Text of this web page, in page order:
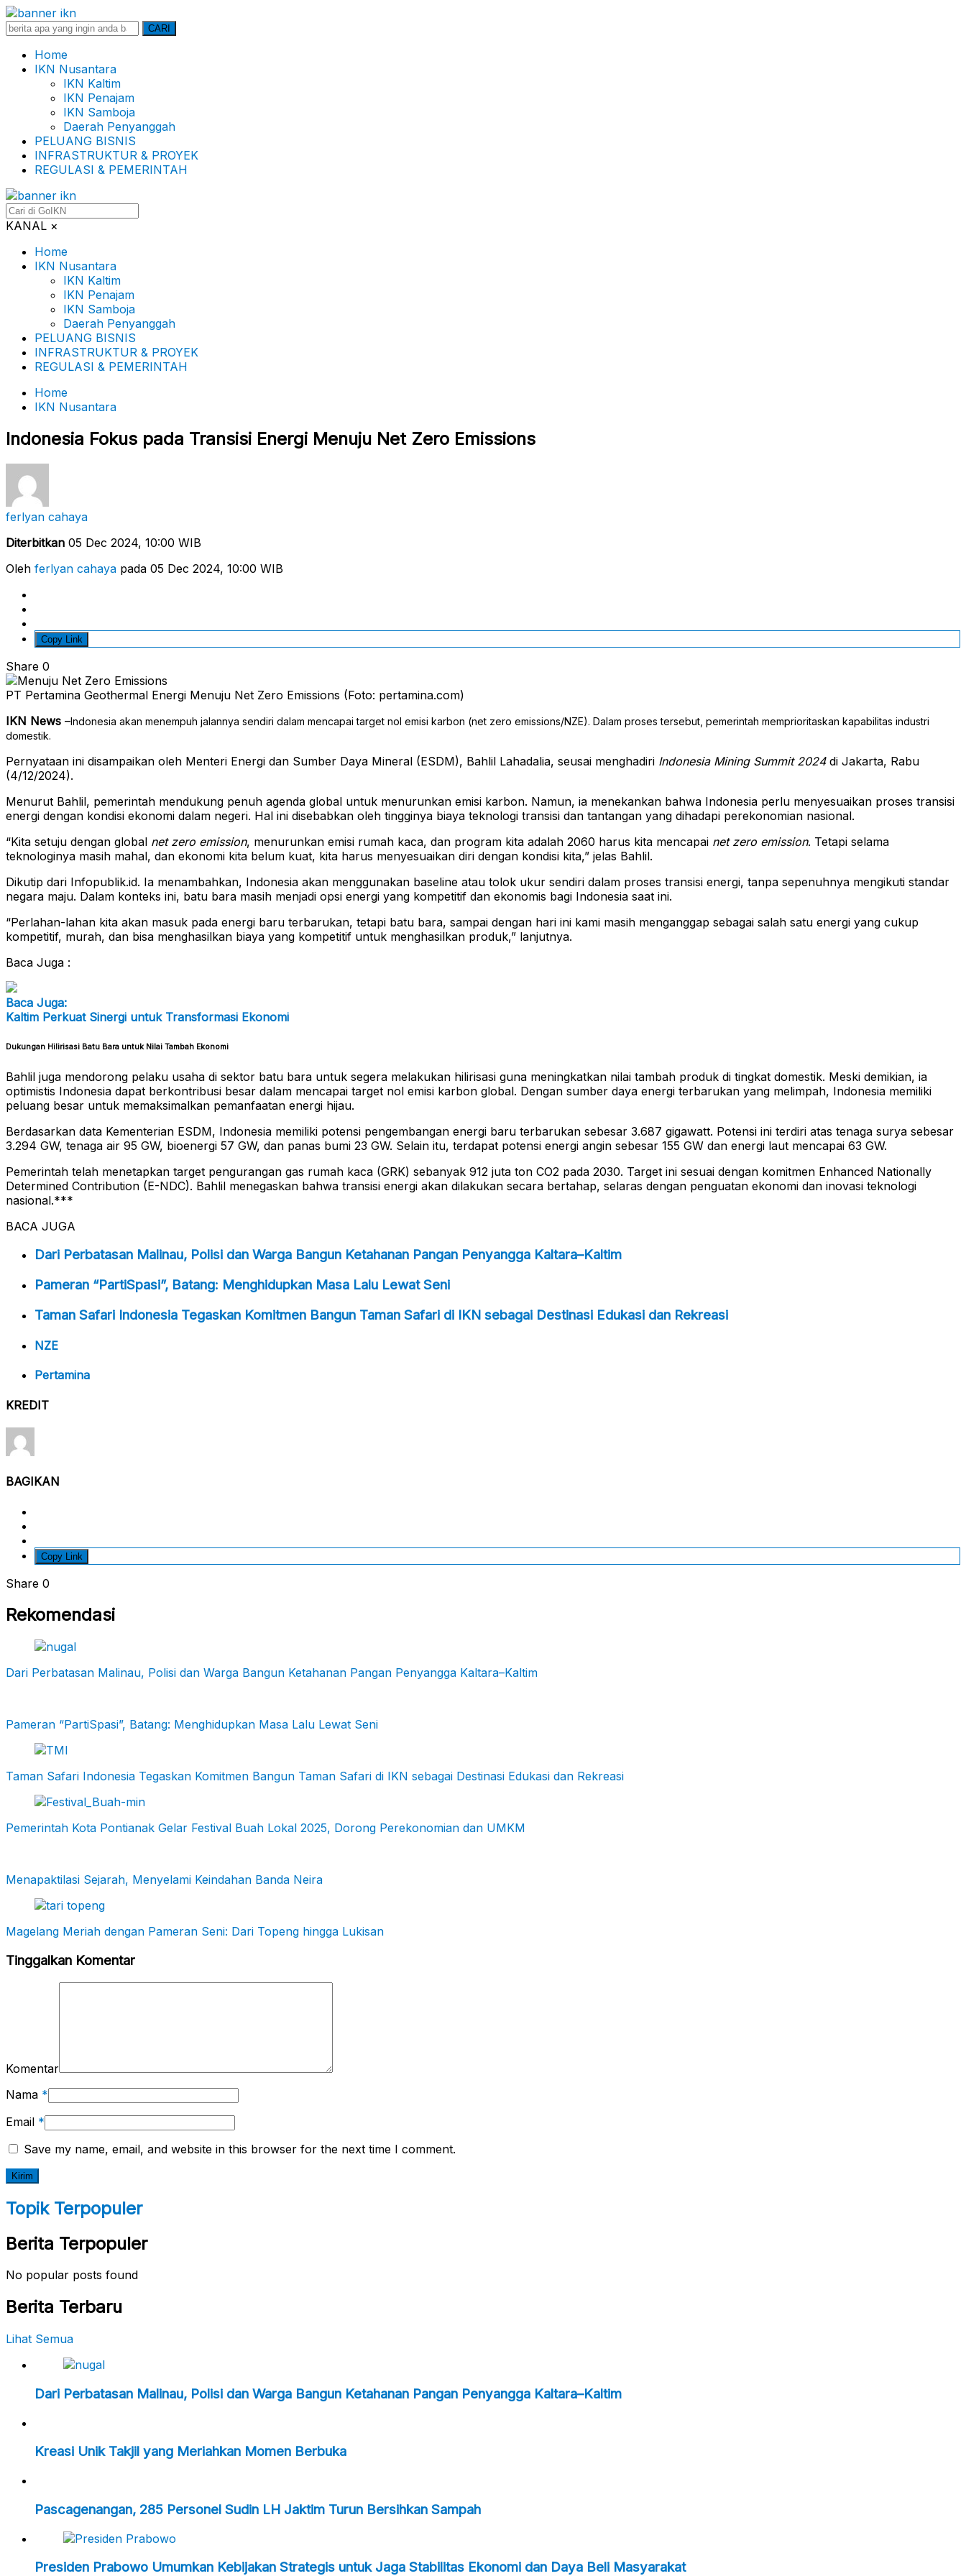
Search
CARI
Home
IKN Nusantara
IKN Kaltim
IKN Penajam
IKN Samboja
Daerah Penyanggah
PELUANG BISNIS
INFRASTRUKTUR & PROYEK
REGULASI & PEMERINTAH
KANAL ×
Home
IKN Nusantara
IKN Kaltim
IKN Penajam
IKN Samboja
Daerah Penyanggah
PELUANG BISNIS
INFRASTRUKTUR & PROYEK
REGULASI & PEMERINTAH
Home
IKN Nusantara
Indonesia Fokus pada Transisi Energi Menuju Net Zero Emissions
ferlyan cahaya
Diterbitkan 05 Dec 2024, 10:00 WIB
Oleh ferlyan cahaya pada 05 Dec 2024, 10:00 WIB
Copy Link
Share 0
PT Pertamina Geothermal Energi Menuju Net Zero Emissions (Foto: pertamina.com)
IKN News –Indonesia akan menempuh jalannya sendiri dalam mencapai target nol emisi karbon (net zero emissions/NZE). Dalam proses tersebut, pemerintah memprioritaskan kapabilitas industri
domestik.
Pernyataan ini disampaikan oleh Menteri Energi dan Sumber Daya Mineral (ESDM), Bahlil Lahadalia, seusai menghadiri Indonesia Mining Summit 2024di Jakarta, Rabu
(4/12/2024).
Menurut Bahlil, pemerintah mendukung penuh agenda global untuk menurunkan emisi karbon. Namun, ia menekankan bahwa Indonesia perlu menyesuaikan proses transisi
energi dengan kondisi ekonomi dalam negeri. Hal ini disebabkan oleh tingginya biaya teknologi transisi dan tantangan yang dihadapi perekonomian nasional.
“Kita setuju dengan global net zero emission, menurunkan emisi rumah kaca, dan program kita adalah 2060 harus kita mencapai net zero emission. Tetapi selama
teknologinya masih mahal, dan ekonomi kita belum kuat, kita harus menyesuaikan diri dengan kondisi kita,” jelas Bahlil.
Dikutip dari Infopublik.id. Ia menambahkan, Indonesia akan menggunakan baseline atau tolok ukur sendiri dalam proses transisi energi, tanpa sepenuhnya mengikuti standar
negara maju. Dalam konteks ini, batu bara masih menjadi opsi energi yang kompetitif dan ekonomis bagi Indonesia saat ini.
“Perlahan-lahan kita akan masuk pada energi baru terbarukan, tetapi batu bara, sampai dengan hari ini kami masih menganggap sebagai salah satu energi yang cukup
kompetitif, murah, dan bisa menghasilkan biaya yang kompetitif untuk menghasilkan produk,” lanjutnya.
Baca Juga :
Baca Juga:
Kaltim Perkuat Sinergi untuk Transformasi Ekonomi
Dukungan Hilirisasi Batu Bara untuk Nilai Tambah Ekonomi
Bahlil juga mendorong pelaku usaha di sektor batu bara untuk segera melakukan hilirisasi guna meningkatkan nilai tambah produk di tingkat domestik. Meski demikian, ia
optimistis Indonesia dapat berkontribusi besar dalam mencapai target nol emisi karbon global. Dengan sumber daya energi terbarukan yang melimpah, Indonesia memiliki
peluang besar untuk memaksimalkan pemanfaatan energi hijau.
Berdasarkan data Kementerian ESDM, Indonesia memiliki potensi pengembangan energi baru terbarukan sebesar 3.687 gigawatt. Potensi ini terdiri atas tenaga surya sebesar
3.294 GW, tenaga air 95 GW, bioenergi 57 GW, dan panas bumi 23 GW. Selain itu, terdapat potensi energi angin sebesar 155 GW dan energi laut mencapai 63 GW.
Pemerintah telah menetapkan target pengurangan gas rumah kaca (GRK) sebanyak 912 juta ton CO2 pada 2030. Target ini sesuai dengan komitmen Enhanced Nationally
Determined Contribution (E-NDC). Bahlil menegaskan bahwa transisi energi akan dilakukan secara bertahap, selaras dengan penguatan ekonomi dan inovasi teknologi
nasional.***
BACA JUGA
Dari Perbatasan Malinau, Polisi dan Warga Bangun Ketahanan Pangan Penyangga Kaltara–Kaltim
Pameran “PartiSpasi”, Batang: Menghidupkan Masa Lalu Lewat Seni
Taman Safari Indonesia Tegaskan Komitmen Bangun Taman Safari di IKN sebagai Destinasi Edukasi dan Rekreasi
NZE
Pertamina
KREDIT
BAGIKAN
Copy Link
Share 0
Rekomendasi
Dari Perbatasan Malinau, Polisi dan Warga Bangun Ketahanan Pangan Penyangga Kaltara–Kaltim
Pameran “PartiSpasi”, Batang: Menghidupkan Masa Lalu Lewat Seni
Taman Safari Indonesia Tegaskan Komitmen Bangun Taman Safari di IKN sebagai Destinasi Edukasi dan Rekreasi
Pemerintah Kota Pontianak Gelar Festival Buah Lokal 2025, Dorong Perekonomian dan UMKM
Menapaktilasi Sejarah, Menyelami Keindahan Banda Neira
Magelang Meriah dengan Pameran Seni: Dari Topeng hingga Lukisan
Tinggalkan Komentar
Komentar
Nama *
Email *
Save my name, email, and website in this browser for the next time I comment.
Topik Terpopuler
Berita Terpopuler
No popular posts found
Berita Terbaru
Lihat Semua
Dari Perbatasan Malinau, Polisi dan Warga Bangun Ketahanan Pangan Penyangga Kaltara–Kaltim
Kreasi Unik Takjil yang Meriahkan Momen Berbuka
Pascagenangan, 285 Personel Sudin LH Jaktim Turun Bersihkan Sampah
Presiden Prabowo Umumkan Kebijakan Strategis untuk Jaga Stabilitas Ekonomi dan Daya Beli Masyarakat